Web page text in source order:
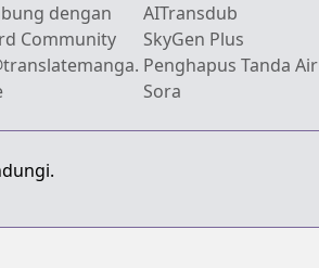
dengan
Community
AITransdub
SkyGen Plus
Penghapus Tanda Air
Sora